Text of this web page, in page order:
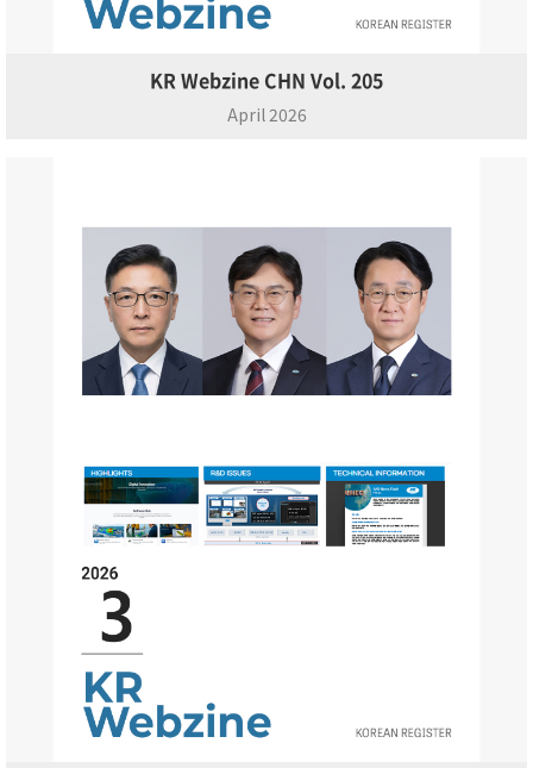
KR Webzine CHN Vol. 205
April 2026